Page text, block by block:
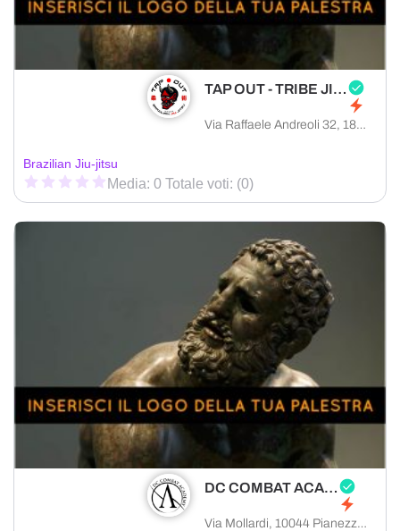
TAP OUT - TRIBE JIU JITSU IMPERIA
Via Raffaele Andreoli 32, 18100 Imperia provincia di Imperia, Italia
Brazilian Jiu-jitsu
Media: 0 Totale voti: (0)
DC COMBAT ACADEMY
Via Mollardi, 10044 Pianezza città metropolitana di Torino, Italia